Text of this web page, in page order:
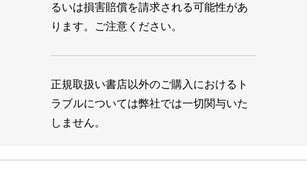
るいは損害賠償を請求される可能性があ
ります。ご注意ください。
正規取扱い書店以外のご購入におけるト
ラブルについては弊社では一切関与いた
しません。